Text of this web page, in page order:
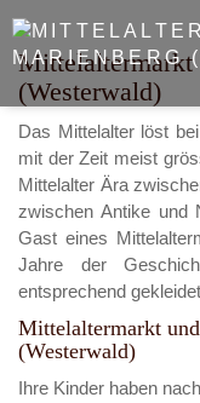
Mittelaltermarkt
(Westerwald)
Das Mittelalter löst
mit der Zeit meist
Mittelalter Ära
zwischen Antike und
Gast eines
Jahre der
entsprechend
Mittelaltermarkt
(Westerwald)
Ihre Kinder haben